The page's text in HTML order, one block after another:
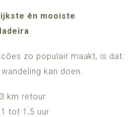
én mooiste
zo populair maakt, is dat
kan doen.
km retour
tot 1,5 uur